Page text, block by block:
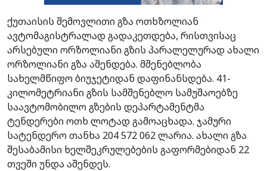
ქუთაისის შემოვლითი გზა ოთხზოლიან
ავტომაგისტრალად გადაკეთდება, რისთვისაც
არსებული ორზოლიანი გზის პარალელურად ახალი
ორზოლიანი გზა აშენდება. მშენებლობა
სახელმწიფო ბიუჯეტიდან დაფინანსდება. 41-
კილომეტრიანი გზის სამშენებლო სამუშაოებზე
საავტომობილო გზების დეპარტამენტმა
ტენდერები ოთხ ლოტად გამოაცხადა. ჯამური
სატენდერო თანხა 204 572 062 ლარია. ახალი გზა
შესაბამისი ხელშეკრულებების გაფორმებიდან 22
თვეში უნდა აშენდეს.